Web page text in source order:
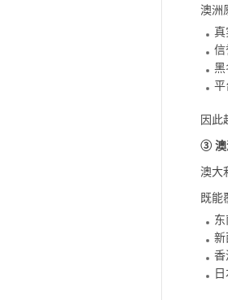
澳洲
真
信
黑
平
因此
③ 澳
澳大
既能
东
新
香